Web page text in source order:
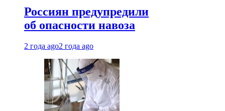
Россиян предупредили
об опасности навоза
2 года ago2 года ago